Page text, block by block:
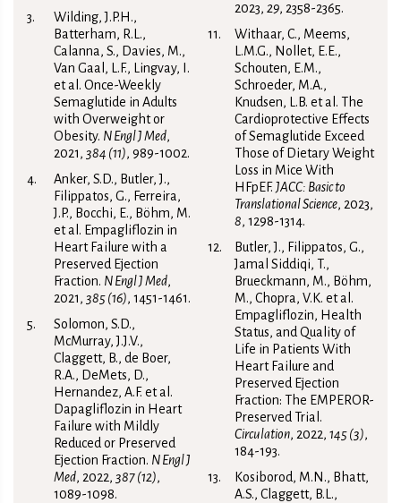
Wilding, J.P.H.,
Batterham, R.L.,
Calanna, S., Davies, M.,
Van Gaal, L.F., Lingvay, I.
et al. Once-Weekly
Semaglutide in Adults
with Overweight or
Obesity. N Engl J Med,
2021, 384 (11), 989-1002.
Anker, S.D., Butler, J.,
Filippatos, G., Ferreira,
J.P., Bocchi, E., Böhm, M.
et al. Empagliflozin in
Heart Failure with a
Preserved Ejection
Fraction. N Engl J Med,
2021, 385 (16), 1451-1461.
Solomon, S.D.,
McMurray, J.J.V.,
Claggett, B., de Boer,
R.A., DeMets, D.,
Hernandez, A.F. et al.
Dapagliflozin in Heart
Failure with Mildly
Reduced or Preserved
Ejection Fraction. N Engl J
Med, 2022, 387 (12),
1089-1098.
2023, 29, 2358-2365.
Withaar, C., Meems,
L.M.G., Nollet, E.E.,
Schouten, E.M.,
Schroeder, M.A.,
Knudsen, L.B. et al. The
Cardioprotective Effects
of Semaglutide Exceed
Those of Dietary Weight
Loss in Mice With
HFpEF.JACC: Basic to
Translational Science, 2023,
8, 1298-1314.
Butler, J., Filippatos, G.,
Jamal Siddiqi, T.,
Brueckmann, M., Böhm,
M., Chopra, V.K. et al.
Empagliflozin, Health
Status, and Quality of
Life in Patients With
Heart Failure and
Preserved Ejection
Fraction: The EMPEROR-
Preserved Trial.
Circulation, 2022, 145 (3),
184-193.
Kosiborod, M.N., Bhatt,
A.S., Claggett, B.L.,